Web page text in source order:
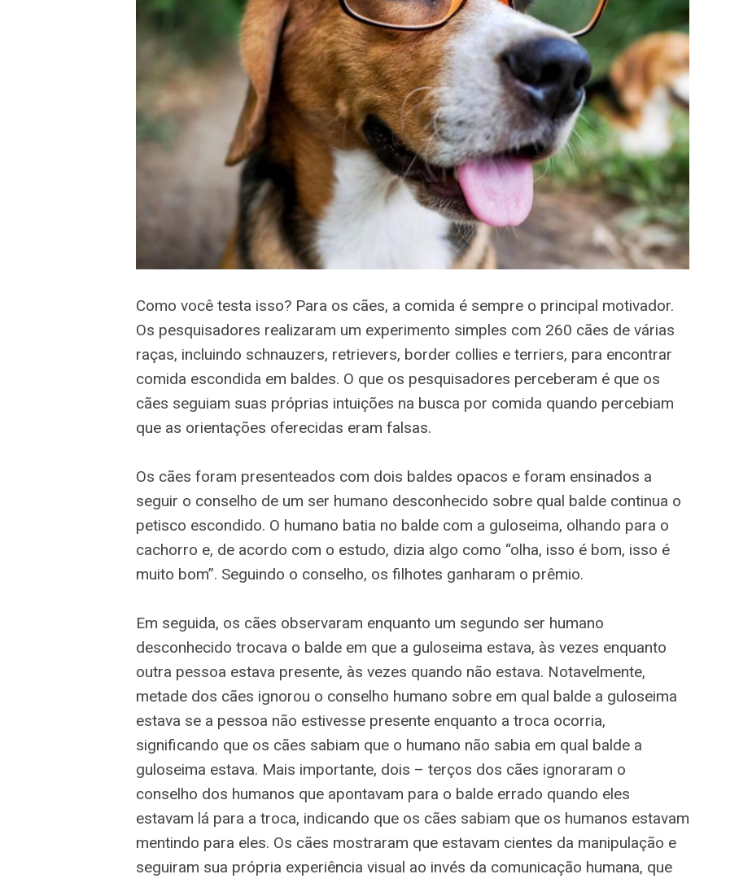
Como você testa isso? Para os cães, a comida é sempre o principal motivador.
Os pesquisadores realizaram um experimento simples com 260 cães de várias
raças, incluindo schnauzers, retrievers, border collies e terriers, para encontrar
comida escondida em baldes. O que os pesquisadores perceberam é que os
cães seguiam suas próprias intuições na busca por comida quando percebiam
que as orientações oferecidas eram falsas.
Os cães foram presenteados com dois baldes opacos e foram ensinados a
seguir o conselho de um ser humano desconhecido sobre qual balde continua o
petisco escondido. O humano batia no balde com a guloseima, olhando para o
cachorro e, de acordo com o estudo, dizia algo como “olha, isso é bom, isso é
muito bom”. Seguindo o conselho, os filhotes ganharam o prêmio.
Em seguida, os cães observaram enquanto um segundo ser humano
desconhecido trocava o balde em que a guloseima estava, às vezes enquanto
outra pessoa estava presente, às vezes quando não estava. Notavelmente,
metade dos cães ignorou o conselho humano sobre em qual balde a guloseima
estava se a pessoa não estivesse presente enquanto a troca ocorria,
significando que os cães sabiam que o humano não sabia em qual balde a
guloseima estava. Mais importante, dois – terços dos cães ignoraram o
conselho dos humanos que apontavam para o balde errado quando eles
estavam lá para a troca, indicando que os cães sabiam que os humanos estavam
mentindo para eles. Os cães mostraram que estavam cientes da manipulação e
seguiram sua própria experiência visual ao invés da comunicação humana, que